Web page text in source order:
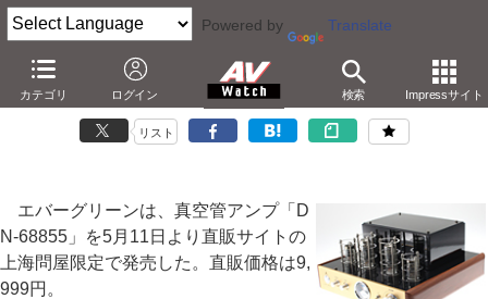
Powered by Translate
カテゴリ ログイン 検索 Impressサイト
エバーグリーン、9,999円の真空管アンプ
－「6N1」と「6P15」を各2本搭載
リスト
エバーグリーンは、真空管アンプ「D
N-68855」を5月11日より直販サイトの
上海問屋限定で発売した。直販価格は9,
999円。